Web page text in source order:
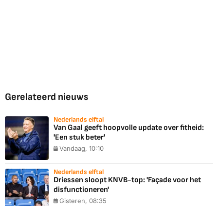
Gerelateerd nieuws
Nederlands elftal
Van Gaal geeft hoopvolle update over fitheid:
'Een stuk beter'
Vandaag, 10:10
Nederlands elftal
Driessen sloopt KNVB-top: 'Façade voor het
disfunctioneren'
Gisteren, 08:35